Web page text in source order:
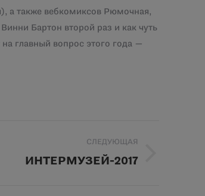
а также вебкомиксов Рюмочная,
Бартон второй раз и как чуть
главный вопрос этого года —
СЛЕДУЮЩАЯ
ИНТЕРМУЗЕЙ-2017